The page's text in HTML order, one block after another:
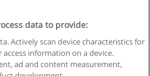
пользования
информации
Educaedu
data to provide:
Actively scan device characteristics for
information on a device.
ad and content measurement,